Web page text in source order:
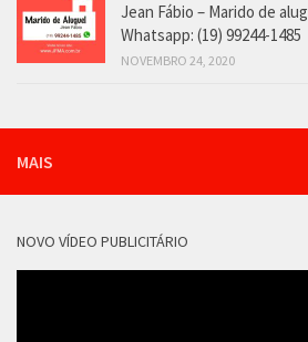
Jean Fábio – Marido de
Whatsapp: (19) 99244-1485
NOVEMBRO 24, 2020
MAIS
NOVO VÍDEO PUBLICITÁRIO